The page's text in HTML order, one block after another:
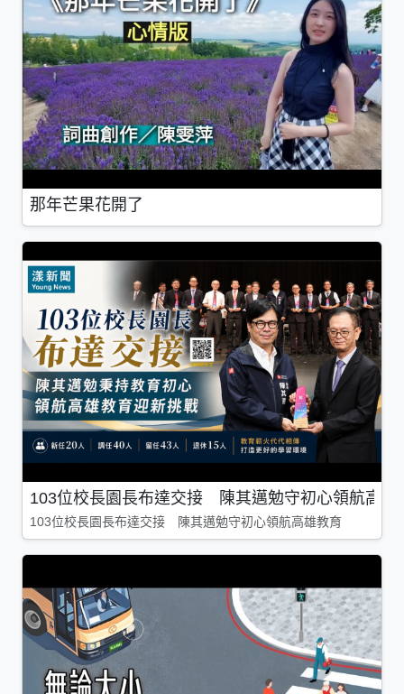
那年芒果花開了
103位校長園長布達交接 陳其邁勉守初心領航高雄
103位校長園長布達交接 陳其邁勉守初心領航高雄教育